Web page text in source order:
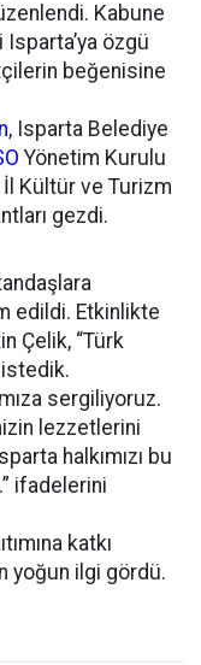
Kabune
Isparta’ya özgü
beğenisine
, Isparta Belediye
Yönetim Kurulu
Kültür ve Turizm
gezdi.
edildi. Etkinlikte
Çelik, “Türk
istedik.
sergiliyoruz.
lezzetlerini
halkımızı bu
ifadelerini
katkı
yoğun ilgi gördü.